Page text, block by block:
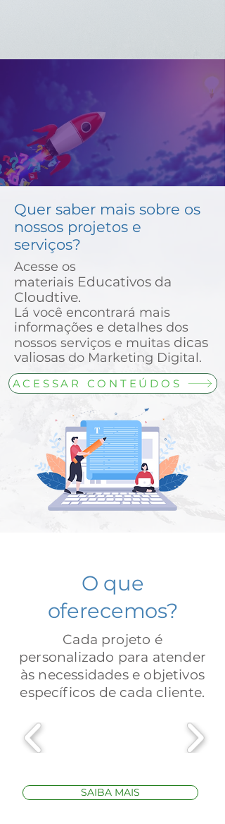
Quer saber mais sobre os
nossos projetos e
serviços?
Acesse os
materiais Educativos da
Cloudtive.
Lá você encontrará mais
informações e detalhes dos
nossos serviços e muitas dicas
valiosas do Marketing Digital.
ACESSAR CONTEÚDOS
O que
oferecemos?
Cada projeto é
personalizado para atender
às necessidades e objetivos
específicos de cada cliente.
SAIBA MAIS